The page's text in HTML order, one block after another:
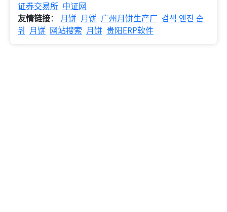
证券交易所 中证网
友情链接： 月饼 月饼 广州月饼生产厂 검색 엔진 순
위 月饼 网站搜索 月饼 贵阳ERP软件